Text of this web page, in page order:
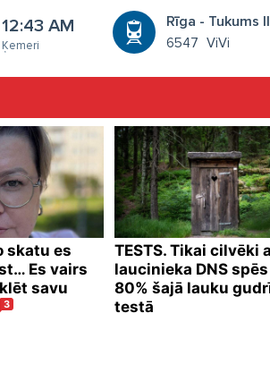
12:43 AM
Ķemeri
Rīga - Tukums II
6547 ViVi